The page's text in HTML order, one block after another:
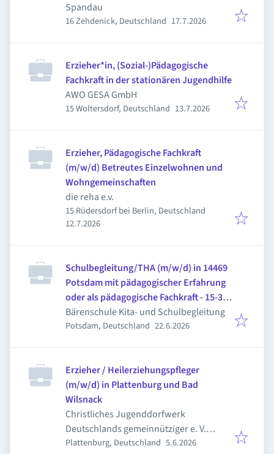
Spandau
16 Zehdenick, Deutschland Veröffentlicht
17.7.2026
Erzieher*in, (Sozial-)Pädagogische
Fachkraft in der stationären Jugendhilfe
AWO GESA GmbH
15 Woltersdorf, Deutschland Veröffentlicht
13.7.2026
Erzieher, Pädagogische Fachkraft
(m/w/d) Betreutes Einzelwohnen und
Wohngemeinschaften
die reha e.v.
15 Rüdersdorf bei Berlin, Deutschland
Veröffentlicht
12.7.2026
Schulbegleitung/THA (m/w/d) in 14469
Potsdam mit pädagogischer Erfahrung
oder als pädagogische Fachkraft - 15-33
Stunden/Woche
Bärenschule Kita- und Schulbegleitung
Potsdam, Deutschland Veröffentlicht
22.6.2026
Erzieher / Heilerziehungspfleger
(m/w/d) in Plattenburg und Bad
Wilsnack
Christliches Jugenddorfwerk
Deutschlands gemeinnütziger e. V.
(CJD)
Plattenburg, Deutschland Veröffentlicht
5.6.2026